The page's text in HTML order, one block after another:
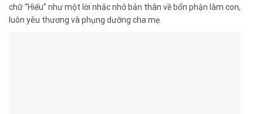
chữ “Hiếu” như một lời nhắc nhở bản thân về bổn phận làm con,
luôn yêu thương và phụng dưỡng cha mẹ.